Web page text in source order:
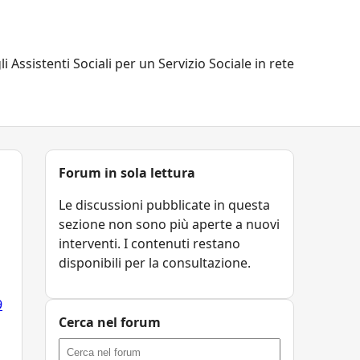
Assistenti Sociali per un Servizio Sociale in rete
Forum in sola lettura
Le discussioni pubblicate in questa
sezione non sono più aperte a nuovi
interventi. I contenuti restano
disponibili per la consultazione.
Cerca nel forum